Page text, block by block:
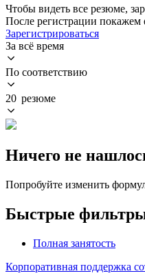
Чтобы видеть все резюме,
После регистрации
Зарегистрироваться
За всё время
По соответствию
20 резюме
Ничего не
Попробуйте изменить
Быстрые
Полная занятость
Корпоративная поддержка